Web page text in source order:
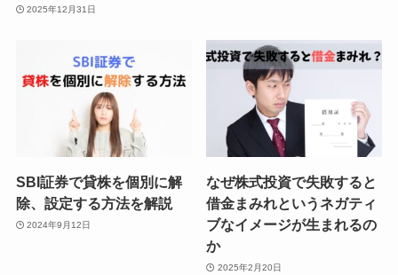
2025年12月31日
SBI証券で貸株を個別に解
除、設定する方法を解説
2024年9月12日
なぜ株式投資で失敗すると
借金まみれというネガティ
ブなイメージが生まれるの
か
2025年2月20日